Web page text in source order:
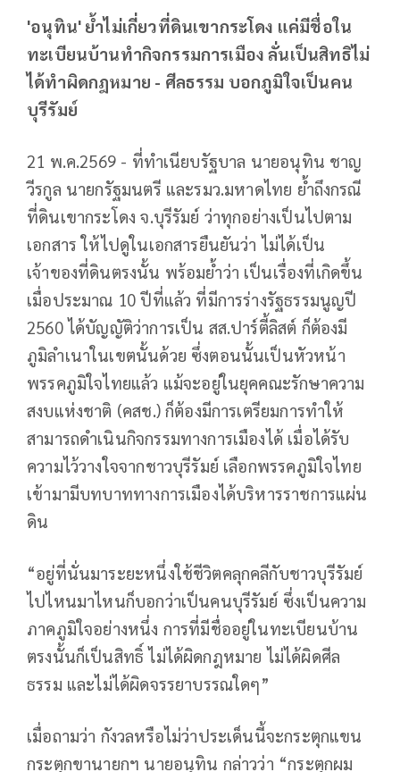
'อนุทิน' ย้ำไม่เกี่ยวที่ดินเขากระโดง แค่มีชื่อใน
ทะเบียนบ้านทำกิจกรรมการเมือง ลั่นเป็นสิทธิไม่
ได้ทำผิดกฎหมาย - ศีลธรรม บอกภูมิใจเป็นคน
บุรีรัมย์
21 พ.ค.2569 - ที่ทำเนียบรัฐบาล นายอนุทิน ชาญ
วีรกูล นายกรัฐมนตรี และรมว.มหาดไทย ย้ำถึงกรณี
ที่ดินเขากระโดง จ.บุรีรัมย์ ว่าทุกอย่างเป็นไปตาม
เอกสาร ให้ไปดูในเอกสารยืนยันว่า ไม่ได้เป็น
เจ้าของที่ดินตรงนั้น พร้อมย้ำว่า เป็นเรื่องที่เกิดขึ้น
เมื่อประมาณ 10 ปีที่แล้ว ที่มีการร่างรัฐธรรมนูญปี
2560 ได้บัญญัติว่าการเป็น สส.ปาร์ตี้ลิสต์ ก็ต้องมี
ภูมิลำเนาในเขตนั้นด้วย ซึ่งตอนนั้นเป็นหัวหน้า
พรรคภูมิใจไทยแล้ว แม้จะอยู่ในยุคคณะรักษาความ
สงบแห่งชาติ (คสช.) ก็ต้องมีการเตรียมการทำให้
สามารถดำเนินกิจกรรมทางการเมืองได้ เมื่อได้รับ
ความไว้วางใจจากชาวบุรีรัมย์ เลือกพรรคภูมิใจไทย
เข้ามามีบทบาททางการเมืองได้บริหารราชการแผ่น
ดิน
“อยู่ที่นั่นมาระยะหนึ่งใช้ชีวิตคลุกคลีกับชาวบุรีรัมย์
ไปไหนมาไหนก็บอกว่าเป็นคนบุรีรัมย์ ซึ่งเป็นความ
ภาคภูมิใจอย่างหนึ่ง การที่มีชื่ออยู่ในทะเบียนบ้าน
ตรงนั้นก็เป็นสิทธิ์ ไม่ได้ผิดกฎหมาย ไม่ได้ผิดศีล
ธรรม และไม่ได้ผิดจรรยาบรรณใดๆ”
เมื่อถามว่า กังวลหรือไม่ว่าประเด็นนี้จะกระตุกแขน
กระตุกขานายกฯ นายอนุทิน กล่าวว่า “กระตุกผม